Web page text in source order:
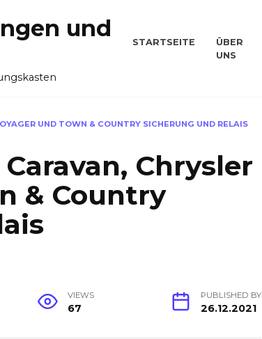
und
STARTSEITE
ÜBER
UNS
UND TOWN & COUNTRY SICHERUNG UND RELAIS
Chrysler
& Country
VIEWS
67
PUBLISHED BY
26.12.2021